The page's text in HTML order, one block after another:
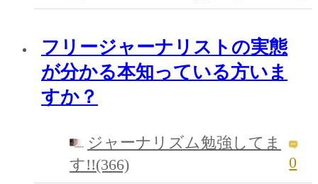
フリージャーナリストの実態
が分かる本知っている方いま
すか？
ジャーナリズム勉強してま
す!!(366)
0